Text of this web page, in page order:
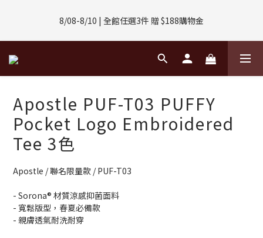
(數量有限售完不補)
8/08-8/10 | 全館任選3件 贈 $188購物金
8/01-8/31 | 任選2件CUBOX正價商品 贈【威靈頓 / 波士頓墨鏡】
Apostle PUF-T03 PUFFY
Pocket Logo Embroidered
Tee 3色
Apostle / 聯名限量款 / PUF-T03
- Sorona® 材質涼感抑菌面料
- 寬鬆版型，春夏必備款
- 親膚透氣耐洗耐穿